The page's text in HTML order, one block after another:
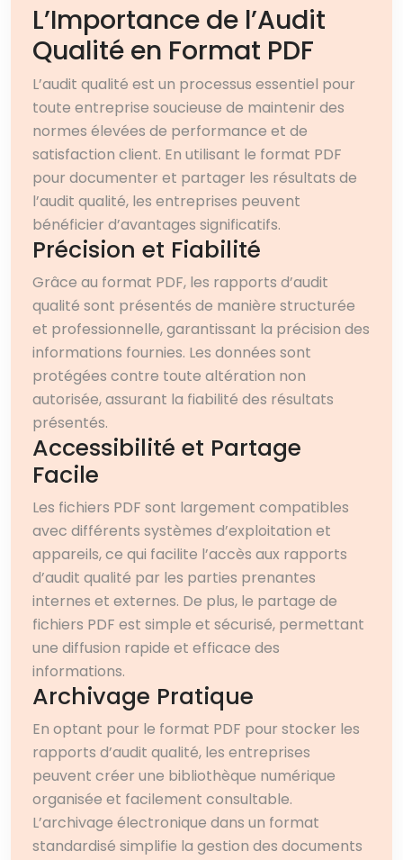
L’Importance de l’Audit
Qualité en Format PDF
L’audit qualité est un processus essentiel pour
toute entreprise soucieuse de maintenir des
normes élevées de performance et de
satisfaction client. En utilisant le format PDF
pour documenter et partager les résultats de
l’audit qualité, les entreprises peuvent
bénéficier d’avantages significatifs.
Précision et Fiabilité
Grâce au format PDF, les rapports d’audit
qualité sont présentés de manière structurée
et professionnelle, garantissant la précision des
informations fournies. Les données sont
protégées contre toute altération non
autorisée, assurant la fiabilité des résultats
présentés.
Accessibilité et Partage
Facile
Les fichiers PDF sont largement compatibles
avec différents systèmes d’exploitation et
appareils, ce qui facilite l’accès aux rapports
d’audit qualité par les parties prenantes
internes et externes. De plus, le partage de
fichiers PDF est simple et sécurisé, permettant
une diffusion rapide et efficace des
informations.
Archivage Pratique
En optant pour le format PDF pour stocker les
rapports d’audit qualité, les entreprises
peuvent créer une bibliothèque numérique
organisée et facilement consultable.
L’archivage électronique dans un format
standardisé simplifie la gestion des documents